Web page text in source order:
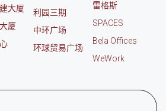
大厦
厦
利园三期
中环广场
环球贸易广场
雷格斯
SPACES
Bela Offices
WeWork